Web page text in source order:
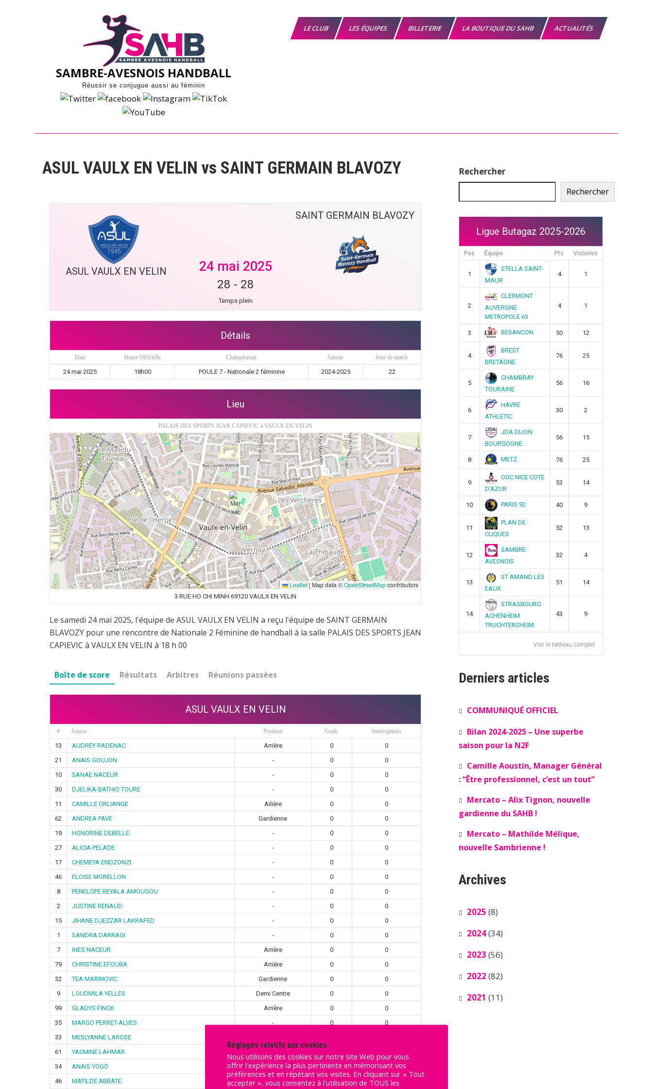
SAMBRE-AVESNOIS HANDBALL
Réussir se conjugue aussi au féminin
LE CLUB LES ÉQUIPES BILLETERIE LA BOUTIQUE DU SAHB ACTUALITÉS
ASUL VAULX EN VELIN vs SAINT GERMAIN BLAVOZY
ASUL VAULX EN VELIN
SAINT GERMAIN BLAVOZY
24 mai 2025
28 - 28
Temps plein
Détails
Date Heure Officielle Championnat Saison Jour de match
24 mai 2025 18h00 POULE 7 - Nationale 2 féminine 2024-2025 22
Lieu
PALAIS DES SPORTS JEAN CAPIEVIC à VAULX EN VELIN
Leaflet | Map data ©OpenStreetMapcontributors
3 RUE HO CHI MINH 69120 VAULX EN VELIN
Le samedi 24 mai 2025, l'équipe de ASUL VAULX EN VELIN a reçu l'équipe de SAINT GERMAIN
BLAVOZY pour une rencontre de Nationale 2 Féminine de handball à la salle PALAIS DES SPORTS JEAN
CAPIEVIC à VAULX EN VELIN à 18 h 00
Boîte de score Résultats Arbitres Réunions passées
ASUL VAULX EN VELIN
# Joueur Position Goals Interceptions
13 AUDREY RADENAC Arrière 0
0
21
ANAIS GOUJON - 0
0
10
SANAE NACEUR - 0
0
30
DJELIKA-BATHIO TOURE - 0
0
11
CAMILLE ORLIANGE Ailière 0
0
62
ANDREA PAVE Gardienne 0
0
19
HONORINE DEBELLE - 0
0
27
ALICIA PELADE - 0
0
17
CHEMEYA ENDZONZI - 0
0
46
ELOISE MORELLON - 0
0
8
PENELOPE BEYALA AMOUGOU - 0
0
2
JUSTINE RENAUD - 0
0
15
JIHANE DJEZZAR LAKRAFED - 0
0
1
SANDRA DARRAGI - 0
0
7
INES NACEUR Arrière 0
0
79
CHRISTINE EFOUBA Arrière 0
0
32
TEA MARINOVIC Gardienne 0
0
9
LOUDMILA YELLES Demi Centre 0
0
99
GLADYS FINCK Arrière 0
0
35
MARGO PERRET-ALVES - 0
0
33
MESLYANNE LAROSE
61
YASMINE LAHMAR
34
ANAIS YOGO - 0
0
46
MATILDE ABBATE - 0
0
Rechercher
Rechercher
Ligue Butagaz 2025-2026
Pos Équipe Pts Victoires
1
STELLA SAINT-
MAUR
4 1
2
CLERMONT
AUVERGNE
METROPOLE 63
4 1
3 BESANCON 50 12
4
BREST
BRETAGNE
76 25
5
CHAMBRAY
TOURAINE
56 16
6
HAVRE
ATHLETIC
30 2
7
JDA DIJON
BOURGOGNE
56 15
8 METZ 76 25
9
OGC NICE COTE
D’AZUR
53 14
10 PARIS 92 40 9
11
PLAN DE
CUQUES
52 13
12
SAMBRE
AVESNOIS
32 4
13
ST AMAND LES
EAUX
51 14
14
STRASBOURG
ACHENHEIM
TRUCHTERSHEIM
43 9
Voir le tableau complet
Derniers articles
COMMUNIQUÉ OFFICIEL
Bilan 2024-2025 – Une superbe
saison pour la N2F
Camille Aoustin, Manager Général
: “Être professionnel, c’est un tout”
Mercato – Alix Tignon, nouvelle
gardienne du SAHB !
Mercato – Mathilde Mélique,
nouvelle Sambrienne !
Archives
2025 (8)
2024(34)
2023 (56)
2022 (82)
2021 (11)
Réglages relatifs aux cookies
Nous utilisons des cookies sur notre site Web pour vous
offrir l'expérience la plus pertinente en mémorisant vos
préférences et en répétant vos visites. En cliquant sur « Tout
accepter », vous consentez à l'utilisation de TOUS les